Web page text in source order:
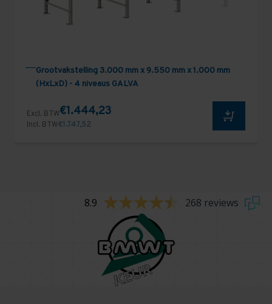
Grootvakstelling 3.000 mm x 9.550 mm x 1.000 mm
(HxLxD) - 4 niveaus GALVA
Excl. BTW€1.444,23
Incl. BTW€1.747,52
8.9 268 reviews